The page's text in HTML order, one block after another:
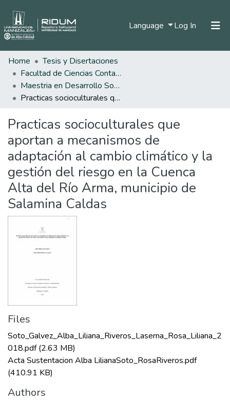
Language Log In (current)
Home
Tesis y Disertaciones
Facultad de Ciencias Contables Económicas y Administrativas
Maestria en Desarrollo Sostenible y Medio Ambiente
Practicas socioculturales que aportan a mecanismos de adaptación al cambio climático y la gestión del riesgo en la Cuenca Alta del Río Arma, municipio de Salamina Caldas
Practicas socioculturales que
aportan a mecanismos de
adaptación al cambio climático y la
gestión del riesgo en la Cuenca
Alta del Río Arma, municipio de
Salamina Caldas
Files
Soto_Galvez_Alba_Liliana_Riveros_Laserna_Rosa_Liliana_2
018.pdf(2.63 MB)
Acta Sustentacion Alba LilianaSoto_RosaRiveros.pdf
(410.91 KB)
Authors